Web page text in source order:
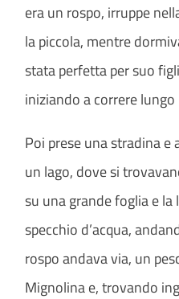
era un rospo, irruppe
la piccola, mentre
stata perfetta per suo
iniziando a correre
Poi prese una stradina e
un lago, dove si
su una grande foglia e la
specchio d’acqua,
rospo andava via, un
Mignolina e, trovando